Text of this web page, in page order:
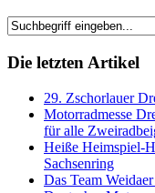
Die letzten Artikel
29. Zschorlauer
Motorradmesse
für alle
Heiße Heimspiel-
Sachsenring
Das Team